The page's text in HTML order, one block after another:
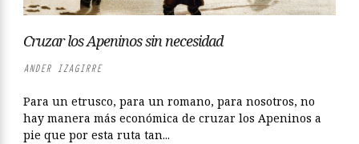
Cruzar los Apeninos sin necesidad
ANDER IZAGIRRE
Para un etrusco, para un romano, para nosotros, no
hay manera más económica de cruzar los Apeninos a
pie que por esta ruta tan...